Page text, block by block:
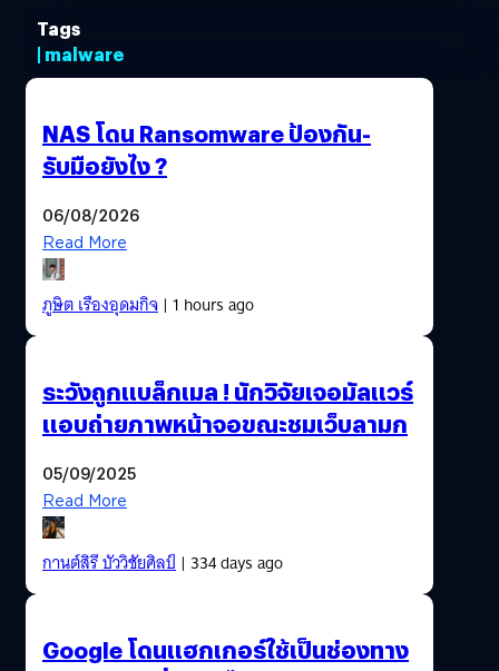
Tags
| malware
NAS โดน Ransomware ป้องกัน-
รับมือยังไง ?
06/08/2026
Read More
ภูษิต เรืองอุดมกิจ| 1 hours ago
ระวังถูกแบล็กเมล ! นักวิจัยเจอมัลแวร์
แอบถ่ายภาพหน้าจอขณะชมเว็บลามก
05/09/2025
Read More
กานต์สิรี บัววิชัยศิลป์| 334 days ago
Google โดนแฮกเกอร์ใช้เป็นช่องทาง